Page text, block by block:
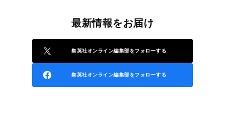
最新情報をお届け
集英社オンライン編集部をフォローする
集英社オンライン編集部をフォローする